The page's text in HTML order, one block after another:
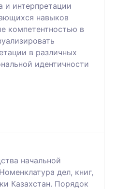
и интерпретации
навыков
компетентностью в
в различных
идентичности
начальной
дел, книг,
Казахстан. Порядок